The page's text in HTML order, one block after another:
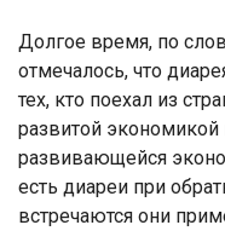
Долгое время, по
отмечалось, что
тех, кто поехал из
развитой
развивающейся
есть диареи при
встречаются они